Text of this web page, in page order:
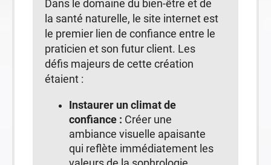
Dans le domaine du bien-être et de
la santé naturelle, le site internet est
le premier lien de confiance entre le
praticien et son futur client. Les
défis majeurs de cette création
étaient :
Instaurer un climat de
confiance : Créer une
ambiance visuelle apaisante
qui reflète immédiatement les